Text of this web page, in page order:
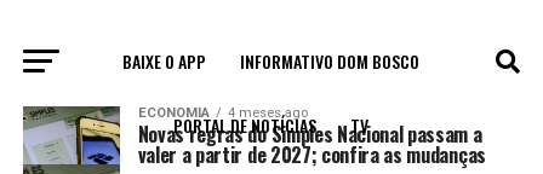
BAIXE O APP INFORMATIVO DOM BOSCO
PORTAL DE NOTÍCIAS TV
All posts tagged "cbs"
ECONOMIA 4 meses ago
Novas regras do Simples Nacional passam a
valer a partir de 2027; confira as mudanças